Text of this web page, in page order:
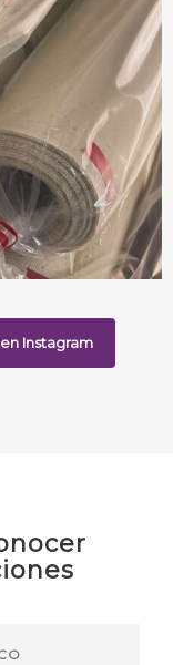
Instagram